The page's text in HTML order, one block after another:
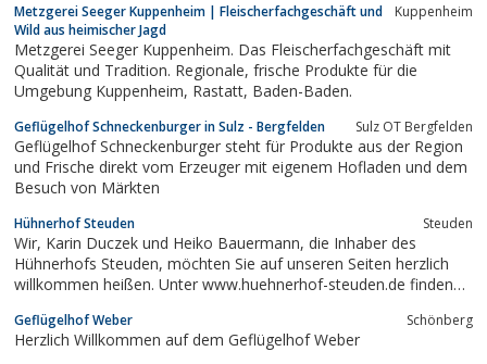
Metzgerei Seeger Kuppenheim | Fleischerfachgeschäft und
Wild aus heimischer Jagd
Kuppenheim
Metzgerei Seeger Kuppenheim. Das Fleischerfachgeschäft mit
Qualität und Tradition. Regionale, frische Produkte für die
Umgebung Kuppenheim, Rastatt, Baden-Baden.
Geflügelhof Schneckenburger in Sulz - Bergfelden Sulz OT Bergfelden
Geflügelhof Schneckenburger steht für Produkte aus der Region
und Frische direkt vom Erzeuger mit eigenem Hofladen und dem
Besuch von Märkten
Hühnerhof Steuden Steuden
Wir, Karin Duczek und Heiko Bauermann, die Inhaber des
Hühnerhofs Steuden, möchten Sie auf unseren Seiten herzlich
willkommen heißen. Unter www.huehnerhof-steuden.de finden
Wissenswertes und viele Rezepte für den Feinschmeckergaumen.
Haben Sie noch einen Wunsch? Wir sind...
Geflügelhof Weber Schönberg
Herzlich Willkommen auf dem Geflügelhof Weber